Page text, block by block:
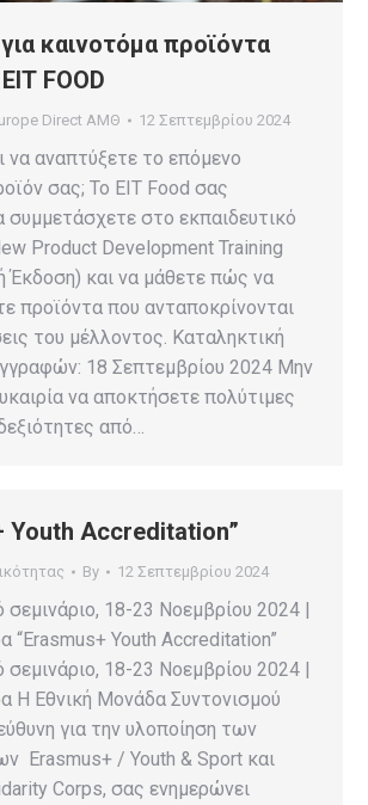
καινοτόμα προϊόντα
FOOD
Direct ΑΜΘ 12 Σεπτεμβρίου 2024
να αναπτύξετε το επόμενο
σας; Το EIT Food σας
συμμετάσχετε στο εκπαιδευτικό
Product Development Training
Έκδοση) και να μάθετε πώς να
προϊόντα που ανταποκρίνονται
του μέλλοντος. Καταληκτική
18 Σεπτεμβρίου 2024 Μην
να αποκτήσετε πολύτιμες
από…
Youth Accreditation”
By 12 Σεπτεμβρίου 2024
σεμινάριο, 18-23 Νοεμβρίου 2024 |
“Erasmus+ Youth Accreditation”
σεμινάριο, 18-23 Νοεμβρίου 2024 |
Η Εθνική Μονάδα Συντονισμού
για την υλοποίηση των
Erasmus+ / Youth & Sport και
Corps, σας ενημερώνει